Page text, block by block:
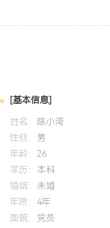
数据库设计，使用
测试开发经验：X年
程，主导关键模块的
障每周高频发布节奏
析，多次解决系统瓶
XXX家。质量体系建
禁落地，助力团队将
导：乐于总结并分享
[基本信息]
姓名：
陈小湾
性别： 男
年龄： 26
学历： 本科
婚姻： 未婚
年限： 4年
面貌： 党员